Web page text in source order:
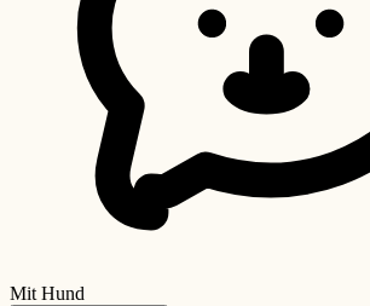
Mit Hund